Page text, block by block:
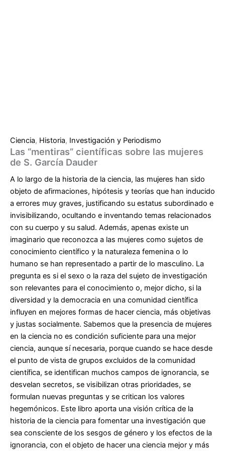
Ciencia, Historia, Investigación y Periodismo
Las “mentiras” científicas sobre las mujeres
de S. García Dauder
A lo largo de la historia de la ciencia, las mujeres han sido
objeto de afirmaciones, hipótesis y teorías que han inducido
a errores muy graves, justificando su estatus subordinado e
invisibilizando, ocultando e inventando temas relacionados
con su cuerpo y su salud. Además, apenas existe un
imaginario que reconozca a las mujeres como sujetos de
conocimiento científico y la naturaleza femenina o lo
humano se han representado a partir de lo masculino. La
pregunta es si el sexo o la raza del sujeto de investigación
son relevantes para el conocimiento o, mejor dicho, si la
diversidad y la democracia en una comunidad científica
influyen en mejores formas de hacer ciencia, más objetivas
y justas socialmente. Sabemos que la presencia de mujeres
en la ciencia no es condición suficiente para una mejor
ciencia, aunque sí necesaria, porque cuando se hace desde
el punto de vista de grupos excluidos de la comunidad
científica, se identifican muchos campos de ignorancia, se
desvelan secretos, se visibilizan otras prioridades, se
formulan nuevas preguntas y se critican los valores
hegemónicos. Este libro aporta una visión crítica de la
historia de la ciencia para fomentar una investigación que
sea consciente de los sesgos de género y los efectos de la
ignorancia, con el objeto de hacer una ciencia mejor y más